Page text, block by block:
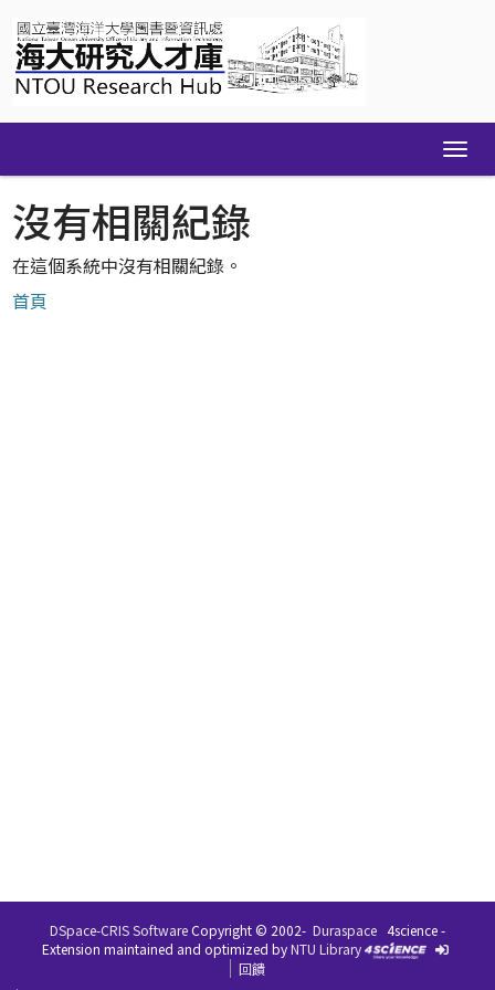
navigation
沒有相關紀錄
在這個系統中沒有相關紀錄。
首頁
DSpace-CRIS SoftwareCopyright © 2002- Duraspace 4science -
Extension maintained and optimized byNTU Library
回饋